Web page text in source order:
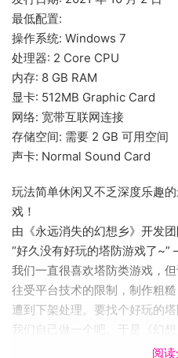
最低配置:
操作系统: Windows 7
处理器: 2 Core CPU
内存: 8 GB RAM
显卡: 512MB Graphic Card
网络: 宽带互联网连接
存储空间: 需要 2 GB 可用空间
声卡: Normal Sound Card
玩法简单休闲又不乏深度乐趣
戏！
由《永远消失的幻想乡》开发
“好久没有好玩的塔防游戏了
我们一直很喜欢塔防类游戏，
往受平台技术的限制，制作粗
遭到下架处理。要找个好玩的
我们自己做一个吧。于是《幻
阅